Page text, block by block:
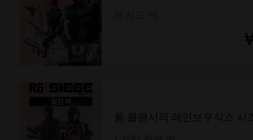
톰 클랜시의 레인보우식스 시즈